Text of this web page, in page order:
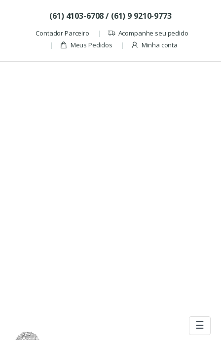
(61) 4103-6708 / (61) 9 9210-9773
Contador Parceiro
Acompanhe seu pedido
Meus Pedidos
Minha conta
☰